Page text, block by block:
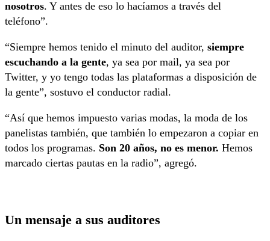
nosotros. Y antes de eso lo hacíamos a través del
teléfono”.
“Siempre hemos tenido el minuto del auditor, siempre
escuchando a la gente, ya sea por mail, ya sea por
Twitter, y yo tengo todas las plataformas a disposición de
la gente”, sostuvo el conductor radial.
“Así que hemos impuesto varias modas, la moda de los
panelistas también, que también lo empezaron a copiar en
todos los programas. Son 20 años, no es menor. Hemos
marcado ciertas pautas en la radio”, agregó.
Un mensaje a sus auditores